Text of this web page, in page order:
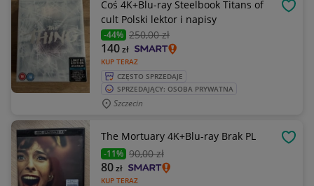
Coś 4K+Blu-ray Steelbook Titans of
cult Polski lektor i napisy
-44% 250,00 zł
KUP TERAZ
140zł
CZĘSTO SPRZEDAJE
SPRZEDAJĄCY: OSOBA PRYWATNA
Szczecin
The Mortuary 4K+Blu-ray Brak PL
-11% 90,00 zł
KUP TERAZ
80zł